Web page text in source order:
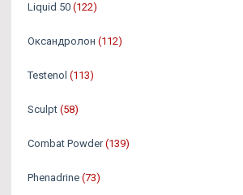
Liquid 50 (122)
Оксандролон (112)
Testenol (113)
Sculpt (58)
Combat Powder (139)
Phenadrine (73)